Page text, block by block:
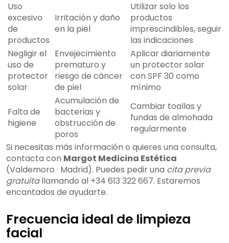
Uso
excesivo
de
productos
Irritación y daño
en la piel
Utilizar solo los
productos
imprescindibles, seguir
las indicaciones
Negligir el
uso de
protector
solar
Envejecimiento
prematuro y
riesgo de cáncer
de piel
Aplicar diariamente
un protector solar
con SPF 30 como
mínimo
Falta de
higiene
Acumulación de
bacterias y
obstrucción de
poros
Cambiar toallas y
fundas de almohada
regularmente
Si necesitas más información o quieres una consulta,
contacta con Margot Medicina Estética
(Valdemoro · Madrid). Puedes pedir una cita previa
gratuitallamando al +34 613 322 667. Estaremos
encantados de ayudarte.
Frecuencia ideal de limpieza
facial